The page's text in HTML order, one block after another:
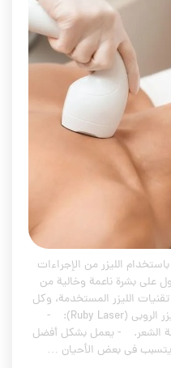
باستخدام الليزر من الإجراءات
على بشرة ناعمة وخالية من
الليزر المستخدمة، وكل
نوع يناسب ألوان بشرة وشعر مختلفة: 1.ليزر الروبي (Ruby Laser): -
الشعر. - يعمل بشكل أفضل
يتسبب في بعض الأحيان …